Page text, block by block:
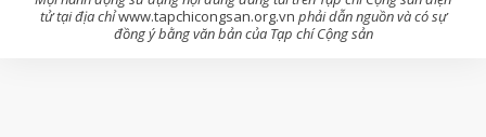
tử tại địa chỉwww.tapchicongsan.org.vn phải dẫn nguồn và có sự
đồng ý bằng văn bản của Tạp chí Cộng sản